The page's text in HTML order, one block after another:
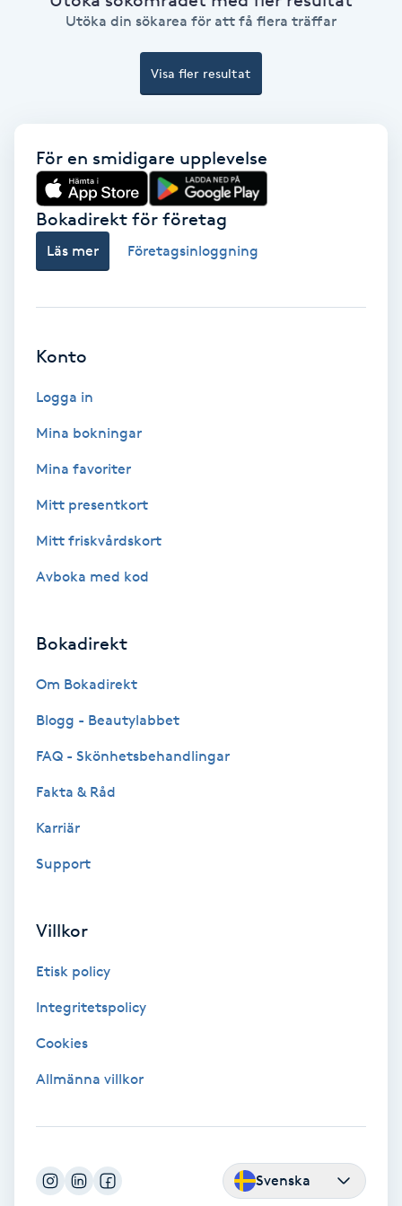
Ansiktsbehandling djuprengörande
Bambumassage
Barber
Blowout
Bottenfärg
Brynfärgning
Bröllopsuppsättning
Celluliter
Coachning
Cryoterapi
Damklippning
Diamantslipning
Utöka din sökarea för att få flera träffar
Visa fler resultat
För en smidigare upplevelse
Bokadirekt för företag
Läs mer Företagsinloggning
Konto
Logga in
Mina bokningar
Mina favoriter
Mitt presentkort
Mitt friskvårdskort
Avboka med kod
Bokadirekt
Om Bokadirekt
Blogg - Beautylabbet
FAQ - Skönhetsbehandlingar
Fakta & Råd
Karriär
Support
Villkor
Etisk policy
Integritetspolicy
Cookies
Allmänna villkor
Svenska